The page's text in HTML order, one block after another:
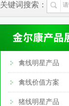
关键词搜索：
禽线明星产品
禽线价值方案
猪线明星产品